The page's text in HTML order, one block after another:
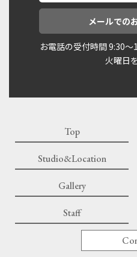
メールでの
お電話の受付時間 9:30
火曜日
Top
Studio&Location
Gallery
Staff